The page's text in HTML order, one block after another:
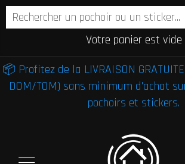
Votre panier est vide
📦 Profitez de la LIVRAISON
DOM/TOM) sans minimum d'achat
pochoirs et stickers.